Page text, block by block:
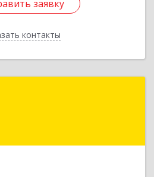
заявку
контакты
заявку
Назад
край, Белореченский р-